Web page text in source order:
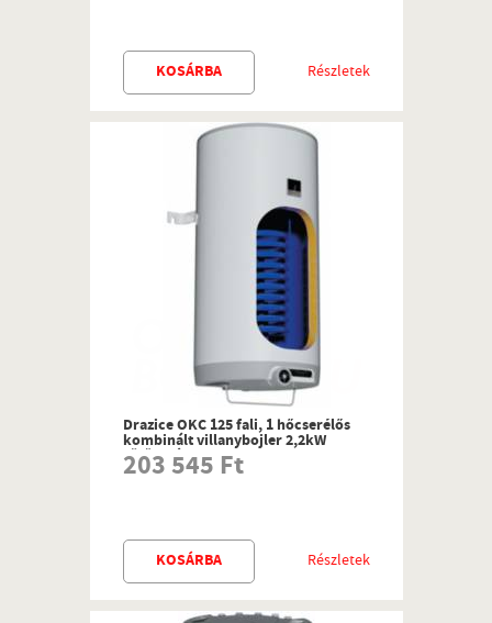
Részletek
KOSÁRBA
Drazice OKC 125 fali, 1 hőcserélős
kombinált villanybojler 2,2kW
fűtőbetéttel
203 545 Ft
Részletek
KOSÁRBA